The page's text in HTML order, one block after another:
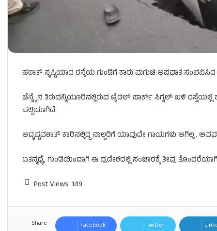
ಹಠಾತ್ ಸೃಷ್ಟಿಯಾದ ರಸ್ತೆಯ ಗುಂಡಿಗೆ ಕಾರು ಮಗುಚಿ ಅಪಘಾತ
ಚೆನ್ನೈನ ತಿರುವನ್ಮಿಯೂರಿನಲ್ಲಿರುವ ಟೈಡಲ್ ಪಾರ್ಕ್ ಸಿಗ್ನಲ್ ಬಳಿ ರಸ್ತೆಯಲ್ಲಿ
ಪಲ್ಟಿಯಾಗಿದೆ.
ಅದೃಷ್ಟವಶಾತ್ ಕಾರಿನಲ್ಲಿದ್ದ ನಾಲ್ವರಿಗೆ ಯಾವುದೇ ಗಾಯಗಳು ಆಗಿಲ್ಲ..
ಏತನ್ಮಧ್ಯೆ, ಗುಂಡಿಯಿಂದಾಗಿ ಈ ಪ್ರದೇಶದಲ್ಲಿ ಸಂಚಾರಕ್ಕೆ ತೀವ್ರ
Post Views: 149
Share Facebook Twitter